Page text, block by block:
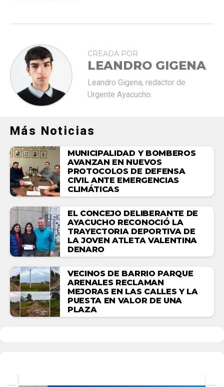
CREADA POR
LEANDRO GIGENA
Leandro Gigena, redactor de
Urgente Ayacucho.
Más Noticias
MUNICIPALIDAD Y BOMBEROS
AVANZAN EN NUEVOS
PROTOCOLOS DE DEFENSA
CIVIL ANTE EMERGENCIAS
CLIMÁTICAS
EL CONCEJO DELIBERANTE DE
AYACUCHO RECONOCIÓ LA
TRAYECTORIA DEPORTIVA DE
LA JOVEN ATLETA VALENTINA
DENARO
VECINOS DE BARRIO PARQUE
ARENALES RECLAMAN
MEJORAS EN LAS CALLES Y LA
PUESTA EN VALOR DE UNA
PLAZA